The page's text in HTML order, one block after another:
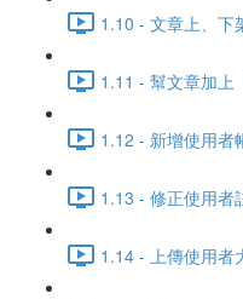
1.10 - 文章上、下
1.11 - 幫文章加上
1.12 - 新增使用者
1.13 - 修正使用者
1.14 - 上傳使用者